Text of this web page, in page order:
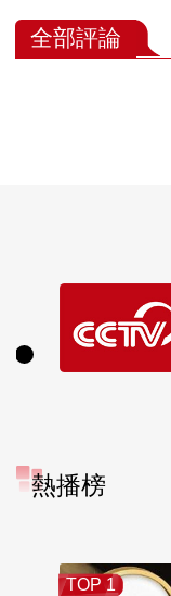
全部評論
熱播榜
TOP 1